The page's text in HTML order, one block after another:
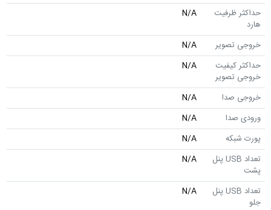
حداکثر ظرفیت
هارد
N/A
خروجی تصویر
N/A
حداکثر کیفیت
خروجی تصویر
N/A
خروجی صدا
N/A
ورودی صدا
N/A
پورت شبکه
N/A
تعداد USB پنل
پشت
N/A
تعداد USB پنل
جلو
N/A